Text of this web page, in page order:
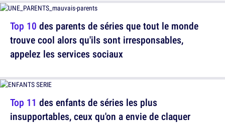
Top 10 des parents de séries que tout le monde
trouve cool alors qu'ils sont irresponsables,
appelez les services sociaux
Top 11 des enfants de séries les plus
insupportables, ceux qu'on a envie de claquer